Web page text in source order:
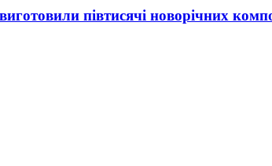
півтисячі новорічних